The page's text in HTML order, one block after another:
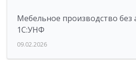
Мебельное производство без
1С:УНФ
09.02.2026